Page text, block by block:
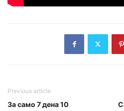
Previous article
За само 7 дена 10